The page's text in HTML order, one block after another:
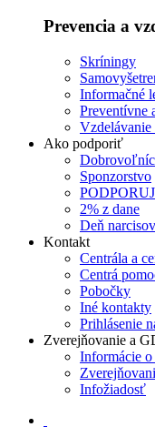
Prevencia a
Skríningy
Informačné
Preventívne
Ako podporiť
Sponzorstvo
2% z dane
Deň narcisov
Kontakt
Centrála a
Centrá
Pobočky
Iné kontakty
Prihlásenie
Zverejňovanie a
Informácie
Infožiadosť